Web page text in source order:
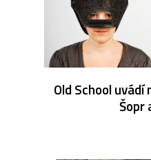
Old School
Šopr